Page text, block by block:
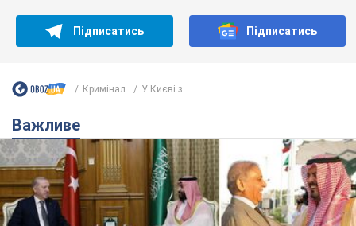
Підписатись Підписатись
Кримінал У Києві з...
Важливе